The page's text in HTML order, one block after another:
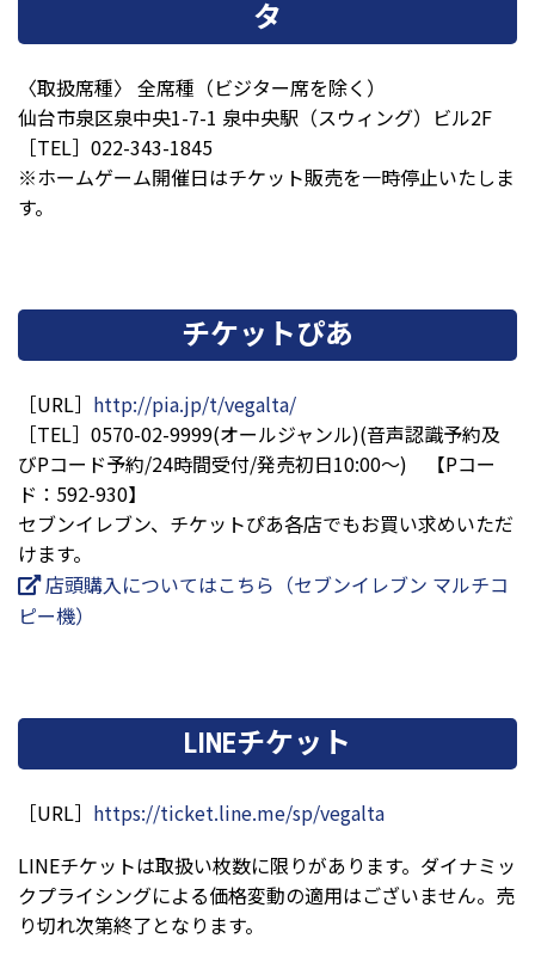
タ
〈取扱席種〉 全席種（ビジター席を除く）
仙台市泉区泉中央1-7-1 泉中央駅（スウィング）ビル2F
［TEL］022-343-1845
※ホームゲーム開催日はチケット販売を一時停止いたしま
す。
チケットぴあ
［URL］ http://pia.jp/t/vegalta/
［TEL］0570-02-9999(オールジャンル)(音声認識予約及
びPコード予約/24時間受付/発売初日10:00～) 【Pコー
ド：592-930】
セブンイレブン、チケットぴあ各店でもお買い求めいただ
けます。
店頭購入についてはこちら（セブンイレブン マルチコ
ピー機）
LINEチケット
［URL］ https://ticket.line.me/sp/vegalta
LINEチケットは取扱い枚数に限りがあります。ダイナミッ
クプライシングによる価格変動の適用はございません。売
り切れ次第終了となります。